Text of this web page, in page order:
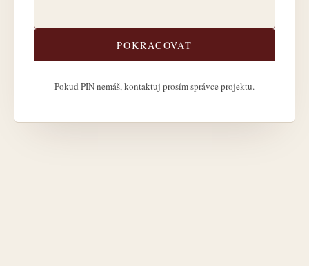
POKRAČOVAT
Pokud PIN nemáš, kontaktuj prosím správce projektu.